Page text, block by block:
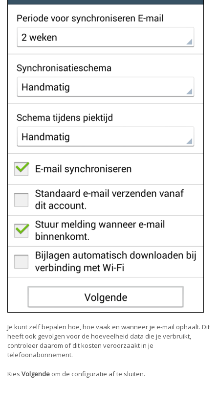
Je kunt zelf bepalen hoe, hoe vaak en wanneer je e-mail ophaalt. Dit
heeft ook gevolgen voor de hoeveelheid data die je verbruikt,
controleer daarom of dit kosten veroorzaakt in je
telefoonabonnement.
Kies Volgende om de configuratie af te sluiten.